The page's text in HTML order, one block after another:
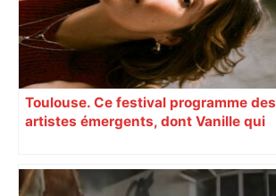
Toulouse. Ce festival programme des
artistes émergents, dont Vanille qui